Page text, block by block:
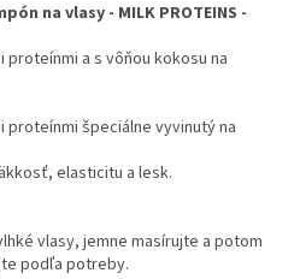
na vlasy - MILK PROTEINS -
proteínmi a s vôňou kokosu na
proteínmi špeciálne vyvinutý na
elasticitu a lesk.
vlasy, jemne masírujte a potom
podľa potreby.